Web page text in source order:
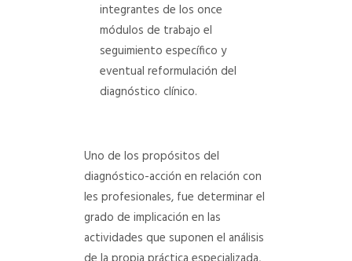
integrantes de los once
módulos de trabajo el
seguimiento específico y
eventual reformulación del
diagnóstico clínico.
Uno de los propósitos del
diagnóstico-acción en relación con
les profesionales, fue determinar el
grado de implicación en las
actividades que suponen el análisis